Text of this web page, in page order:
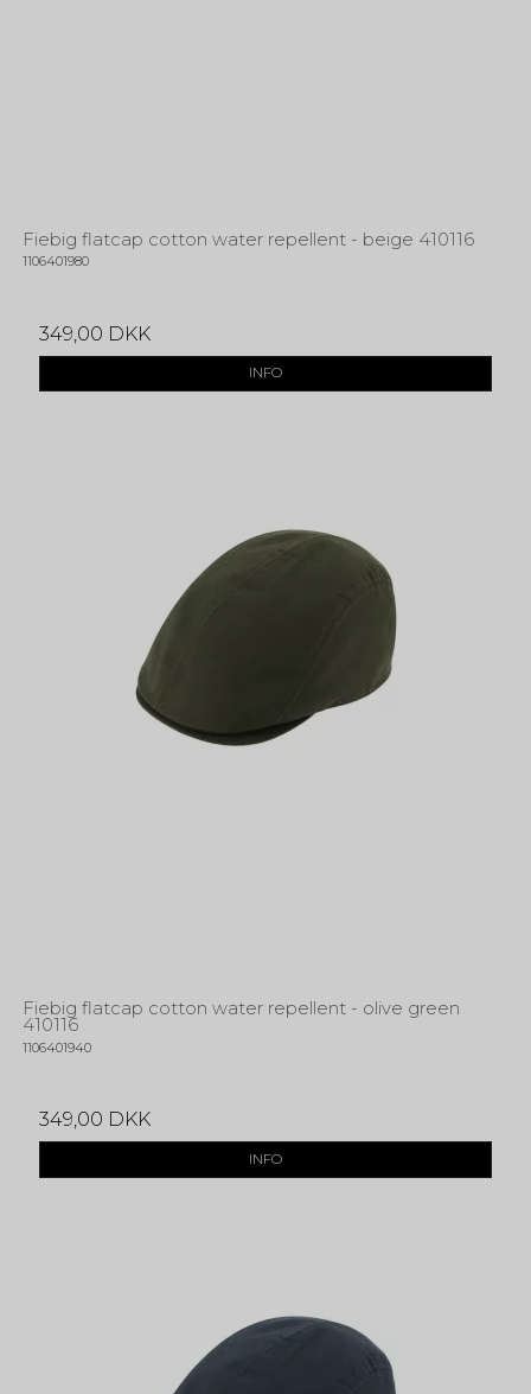
Fiebig flatcap cotton water repellent - beige 410116
1106401980
349,00 DKK
INFO
Fiebig flatcap cotton water repellent - olive green
410116
1106401940
349,00 DKK
INFO